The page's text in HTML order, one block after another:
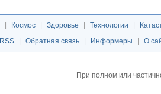
Космос Здоровье Технологии
RSS
Обратная связь Информеры О
При полном или